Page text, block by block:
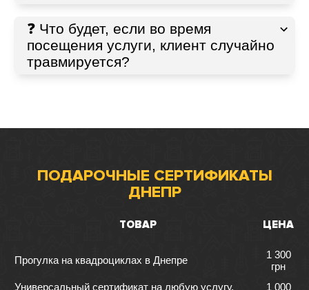
❓ Что будет, если во время
посещения услуги, клиент случайно
травмируется?
ПОДАРОЧНЫЕ СЕРТИФИКАТЫ
ДНЕПР
ТОВАР ЦЕНА
Прогулка на квадроциклах в Днепре
1 300
грн
Универсальный сертификат на любую услугу,
1 000